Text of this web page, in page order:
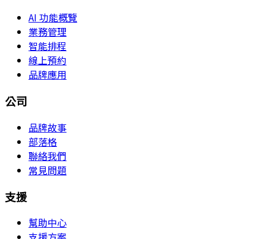
AI 功能概覽
業務管理
智能排程
線上預約
品牌應用
公司
品牌故事
部落格
聯絡我們
常見問題
支援
幫助中心